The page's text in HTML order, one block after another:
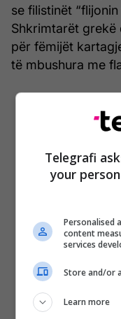
se filistinët
Shkrimtarët grekë
për fëmijët
të mbushura me
Telegrafi
your
Personalised
content
services
Store and/or
Learn more